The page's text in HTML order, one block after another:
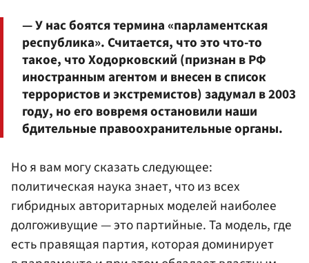
— У нас боятся термина «парламентская
республика». Считается, что это что-то
такое, что Ходорковский (признан в РФ
иностранным агентом и внесен в список
террористов и экстремистов) задумал в 2003
году, но его вовремя остановили наши
бдительные правоохранительные органы.
Но я вам могу сказать следующее:
политическая наука знает, что из всех
гибридных авторитарных моделей наиболее
долгоживущие — это партийные. Та модель, где
есть правящая партия, которая доминирует